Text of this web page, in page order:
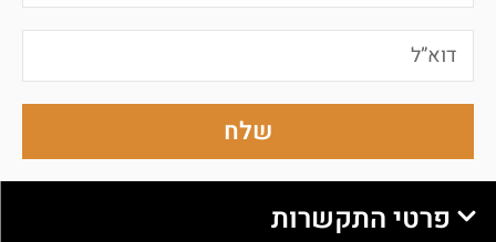
שלח
פרטי התקשרות